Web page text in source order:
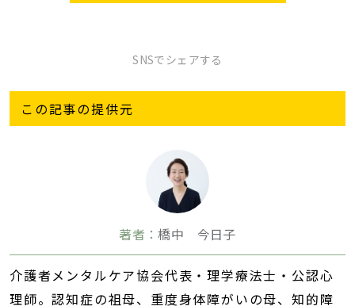
SNSでシェアする
この記事の提供元
著者：橋中 今日子
介護者メンタルケア協会代表・理学療法士・公認心
理師。認知症の祖母、重度身体障がいの母、知的障